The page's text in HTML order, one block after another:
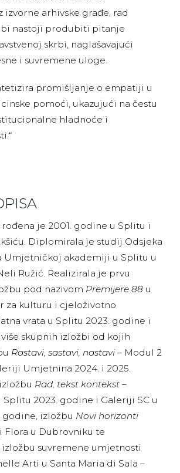
izvorne arhivske građe, rad
nastoji produbiti pitanje
skrbi, naglašavajući
i suvremene uloge.
promišljanje o empatiji u
pomoći, ukazujući na čestu
hladnoće i
je 2001. godine u Splitu i
Diplomirala je studij Odsjeka
Umjetničkoj akademiji u Splitu u
Ružić. Realizirala je prvu
pod nazivom Premijere 88 u
za kulturu i cjeloživotno
vrata u Splitu 2023. godine i
skupnih izložbi od kojih
Rastavi, sastavi, nastavi– Modul 2
Umjetnina 2024. i 2025.
Rad, tekst kontekst –
2023. godine i Galeriji SC u
godine, izložbu Novi horizonti
Flora u Dubrovniku te
suvremene umjetnosti
Arti u Santa Maria di Sala –